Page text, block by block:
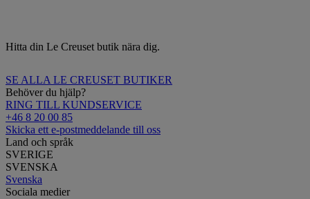
Hitta din Le Creuset butik nära dig.
SE ALLA LE CREUSET BUTIKER
Behöver du hjälp?
RING TILL KUNDSERVICE
+46 8 20 00 85
Skicka ett e-postmeddelande till oss
Land och språk
SVERIGE
SVENSKA
Svenska
Sociala medier